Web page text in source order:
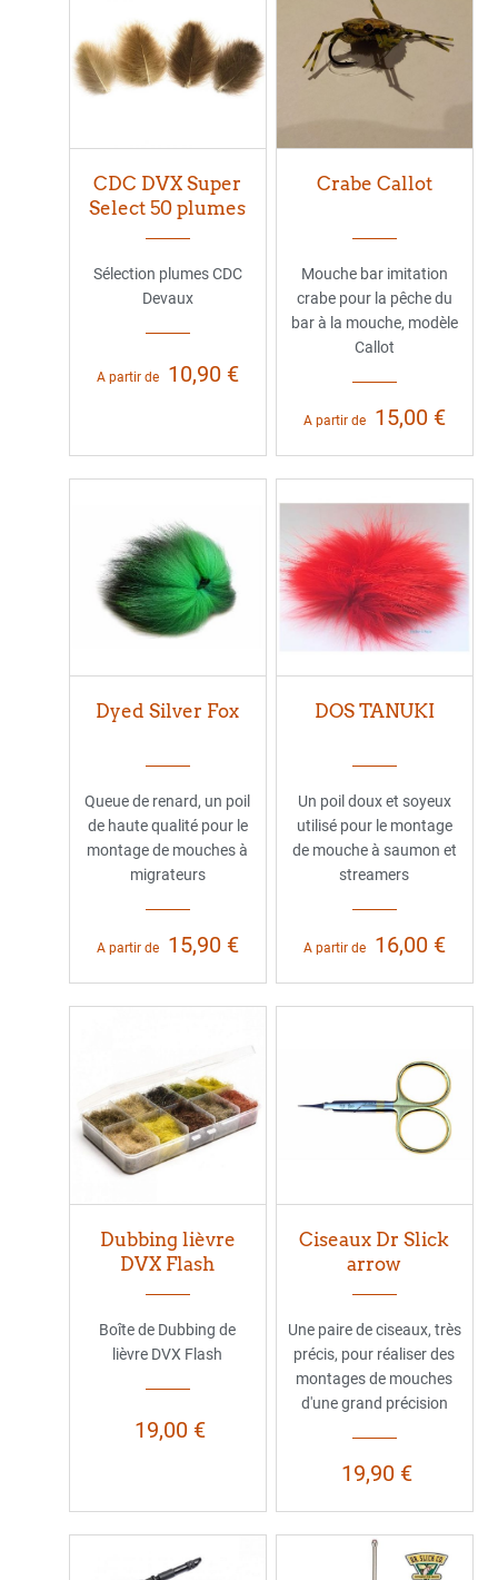
CDC DVX Super
Select 50 plumes
Sélection plumes CDC
Devaux
A partir de 10,90 €
Crabe Callot
Mouche bar imitation
crabe pour la pêche du
bar à la mouche, modèle
Callot
A partir de 15,00 €
Dyed Silver Fox
Queue de renard, un poil
de haute qualité pour le
montage de mouches à
migrateurs
A partir de 15,90 €
DOS TANUKI
Un poil doux et soyeux
utilisé pour le montage
de mouche à saumon et
streamers
A partir de 16,00 €
Dubbing lièvre
DVX Flash
Boîte de Dubbing de
lièvre DVX Flash
19,00 €
Ciseaux Dr Slick
arrow
Une paire de ciseaux, très
précis, pour réaliser des
montages de mouches
d'une grand précision
19,90 €